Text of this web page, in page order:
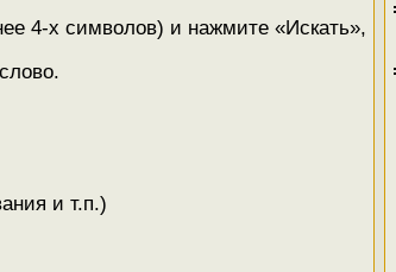
4-х символов) и нажмите «Искать»,
и т.п.)